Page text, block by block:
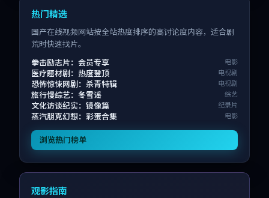
热门精选
国产在线视频网站按全站热度排序的高讨论度内容，适合剧
荒时快速找片。
拳击励志片：会员专享
电影
医疗题材剧：热度登顶 电视剧
恐怖惊悚网剧：杀青特辑 电视剧
旅行慢综艺：冬雪谣 综艺
文化访谈纪实：镜像篇 纪录片
蒸汽朋克幻想：彩蛋合集 电影
浏览热门榜单
观影指南